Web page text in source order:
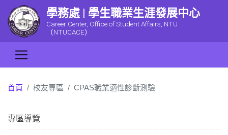
學務處 | 學生職業生涯發展中心
Career Center, Office of Student Affairs, NTU
（NTUCACE）
首頁 校友專區 CPAS職業適性診斷測驗
專區導覽